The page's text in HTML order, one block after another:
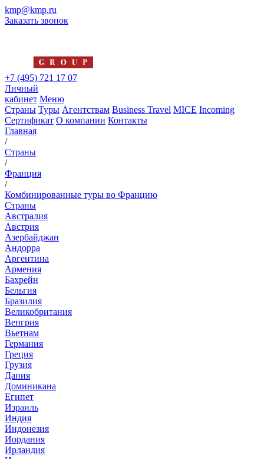
kmp@kmp.ru
Заказать звонок
+7 (495) 721 17 07
Личный
кабинет Меню
Страны Туры Агентствам Business Travel MICE Incoming
Сертификат О компании Контакты
Главная
/
Страны
/
Франция
/
Комбинированные туры во Францию
Страны
Австралия
Австрия
Азербайджан
Андорра
Аргентина
Армения
Бахрейн
Бельгия
Бразилия
Великобритания
Венгрия
Вьетнам
Германия
Греция
Грузия
Дания
Доминикана
Египет
Израиль
Индия
Индонезия
Иордания
Ирландия